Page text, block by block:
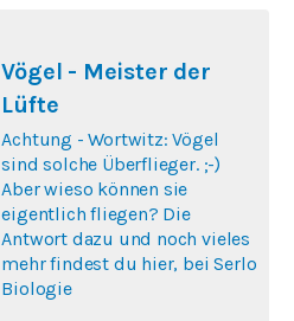
Vögel - Meister der
Lüfte
Achtung - Wortwitz: Vögel
sind solche Überflieger. ;-)
Aber wieso können sie
eigentlich fliegen? Die
Antwort dazu und noch vieles
mehr findest du hier, bei Serlo
Biologie